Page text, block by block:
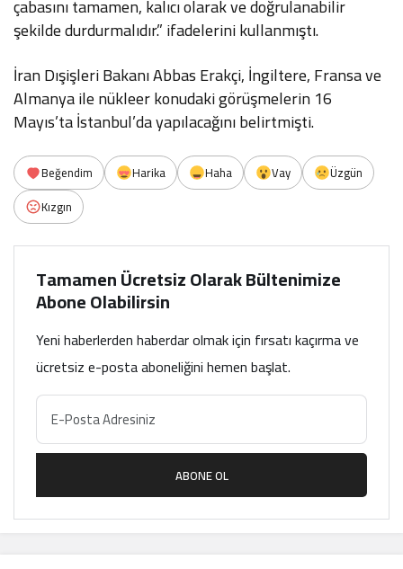
çabasını tamamen, kalıcı olarak ve doğrulanabilir
şekilde durdurmalıdır.” ifadelerini kullanmıştı.
İran Dışişleri Bakanı Abbas Erakçi, İngiltere, Fransa ve
Almanya ile nükleer konudaki görüşmelerin 16
Mayıs’ta İstanbul’da yapılacağını belirtmişti.
Beğendim Harika Haha Vay
Üzgün
Kızgın
Tamamen Ücretsiz Olarak Bültenimize
Abone Olabilirsin
Yeni haberlerden haberdar olmak için fırsatı kaçırma ve
ücretsiz e-posta aboneliğini hemen başlat.
ABONE OL